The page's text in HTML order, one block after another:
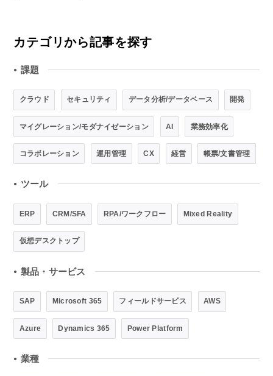
カテゴリから記事を探す
● 課題
クラウド セキュリティ データ分析/データベース 開発
マイグレーション/モダナイゼーション AI 業務効率化
コラボレーション 運用管理 CX 経営 帳票/文書管理
● ツール
ERP CRM/SFA RPA/ワークフロー Mixed Reality
仮想デスクトップ
● 製品・サービス
SAP Microsoft 365 フィールドサービス AWS
Azure Dynamics 365 Power Platform
● 業種